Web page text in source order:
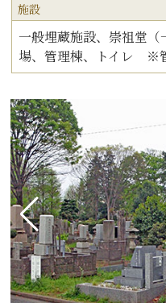
施設
一般埋蔵施設、崇祖堂
場、管理棟、トイレ ※